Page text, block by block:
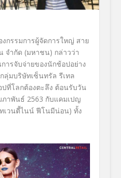
กรรมการผู้จัดการใหญ่ สาย
จำกัด (มหาชน) กล่าวว่า
ารจับจ่ายของนักช้อปอย่าง
ลุ่มบริษัทเซ็นทรัล รีเทล
ปที่โลกต้องตะลึง ต้อนรับวัน
ภาพันธ์ 2563 กับแคมเปญ
เวนตี้ไนน์ ฟีโนมีน่อน) ทั้ง